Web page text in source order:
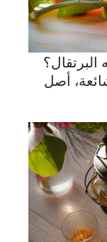
أصل